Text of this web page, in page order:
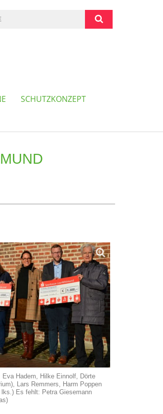
SCHUTZKONZEPT
Eva Hadem, Hilke Einnolf, Dörte
Lars Remmers, Harm Poppen
lks.) Es fehlt: Petra Giesemann